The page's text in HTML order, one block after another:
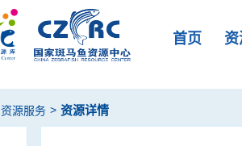
首页
资源服务 > 资源详情